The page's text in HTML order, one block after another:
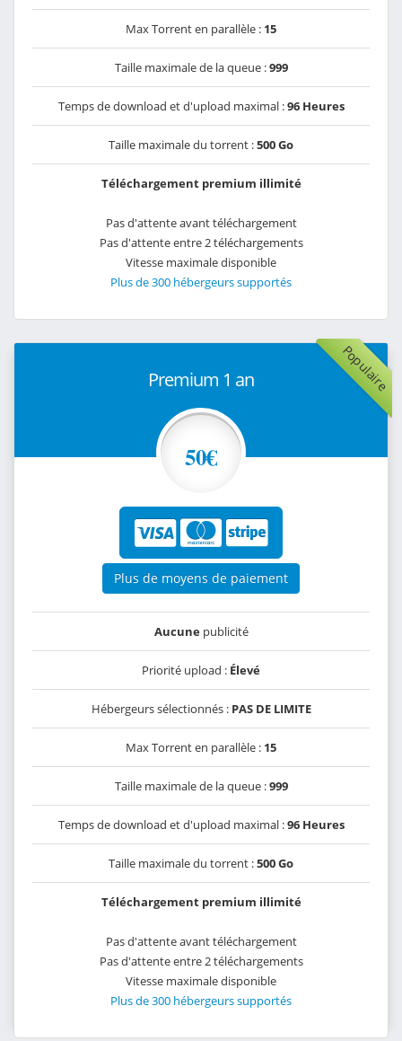
Max Torrent en parallèle : 15
Taille maximale de la queue :999
Temps de download et d'upload maximal :96 Heures
Taille maximale du torrent :500 Go
Téléchargement premium illimité
Pas d'attente avant téléchargement
Pas d'attente entre 2 téléchargements
Vitesse maximale disponible
Plus de 300 hébergeurs supportés
Populaire
Premium 1 an
50€
Plus de moyens de paiement
Aucunepublicité
Priorité upload : Élevé
Hébergeurs sélectionnés : PAS DE LIMITE
Max Torrent en parallèle : 15
Taille maximale de la queue :999
Temps de download et d'upload maximal :96 Heures
Taille maximale du torrent :500 Go
Téléchargement premium illimité
Pas d'attente avant téléchargement
Pas d'attente entre 2 téléchargements
Vitesse maximale disponible
Plus de 300 hébergeurs supportés